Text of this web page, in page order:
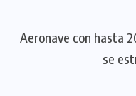
Aeronave con hasta
se